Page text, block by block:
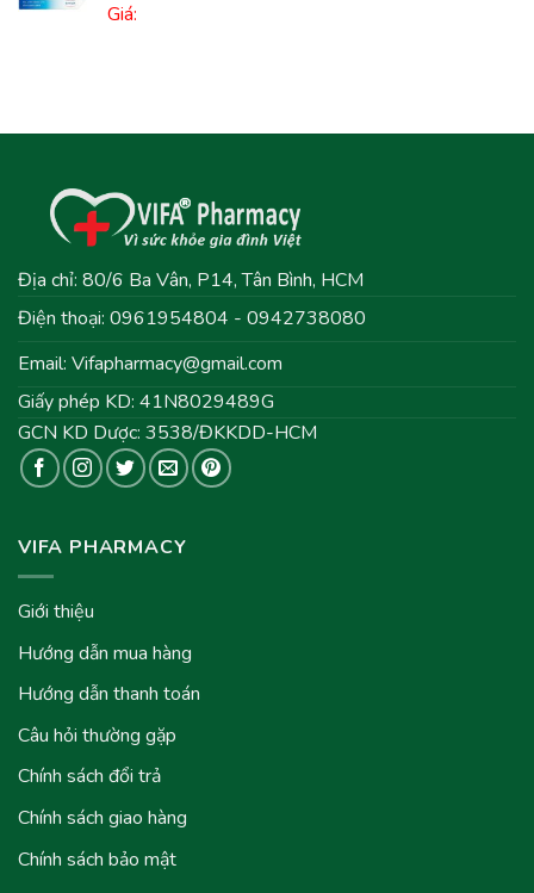
Giá:
Địa chỉ: 80/6 Ba Vân, P14, Tân Bình, HCM
Điện thoại: 0961954804 - 0942738080
Email: Vifapharmacy@gmail.com
Giấy phép KD: 41N8029489G
GCN KD Dược: 3538/ĐKKDD-HCM
VIFA PHARMACY
Giới thiệu
Hướng dẫn mua hàng
Hướng dẫn thanh toán
Câu hỏi thường gặp
Chính sách đổi trả
Chính sách giao hàng
Chính sách bảo mật